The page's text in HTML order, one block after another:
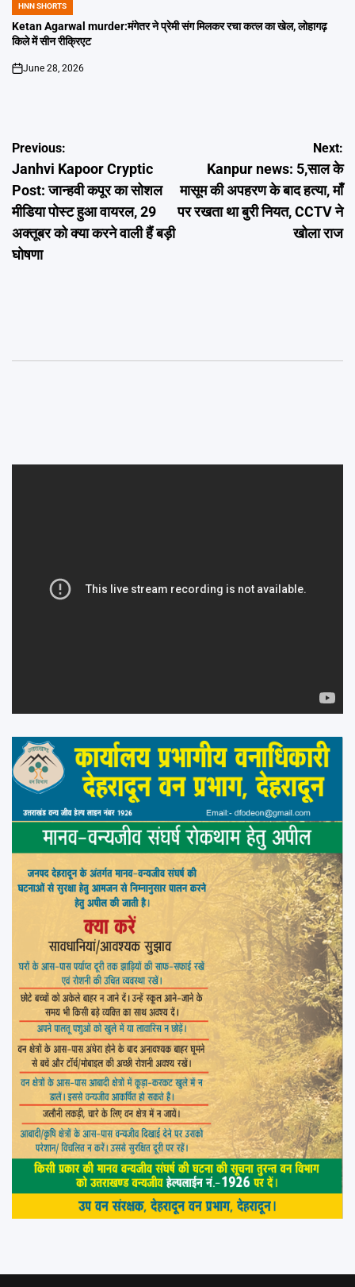
POSTED
IN
HNN SHORTS
Ketan Agarwal murder:मंगेतर ने प्रेमी संग मिलकर रचा कत्ल का खेल, लोहागढ़
किले में सीन रीक्रिएट
on
June 28, 2026
Post
navigation
Previous:
Janhvi Kapoor Cryptic
Post: जान्हवी कपूर का सोशल
मीडिया पोस्ट हुआ वायरल, 29
अक्तूबर को क्या करने वाली हैं बड़ी
घोषणा
Next:
Kanpur news: 5,साल के
मासूम की अपहरण के बाद हत्या, माँ
पर रखता था बुरी नियत, CCTV ने
खोला राज